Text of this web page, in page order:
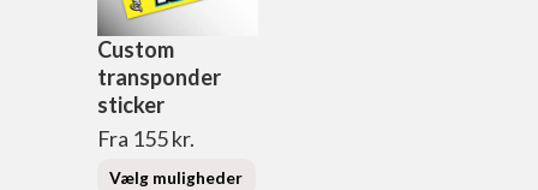
Custom
transponder
sticker
Fra 155kr.
Vælg muligheder